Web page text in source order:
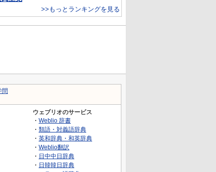
>>もっとランキングを見る
問
ウェブリオのサービス
・ Weblio 辞書
・ 類語・対義語辞典
・ 英和辞典・和英辞典
・ Weblio翻訳
・ 日中中日辞典
・ 日韓韓日辞典